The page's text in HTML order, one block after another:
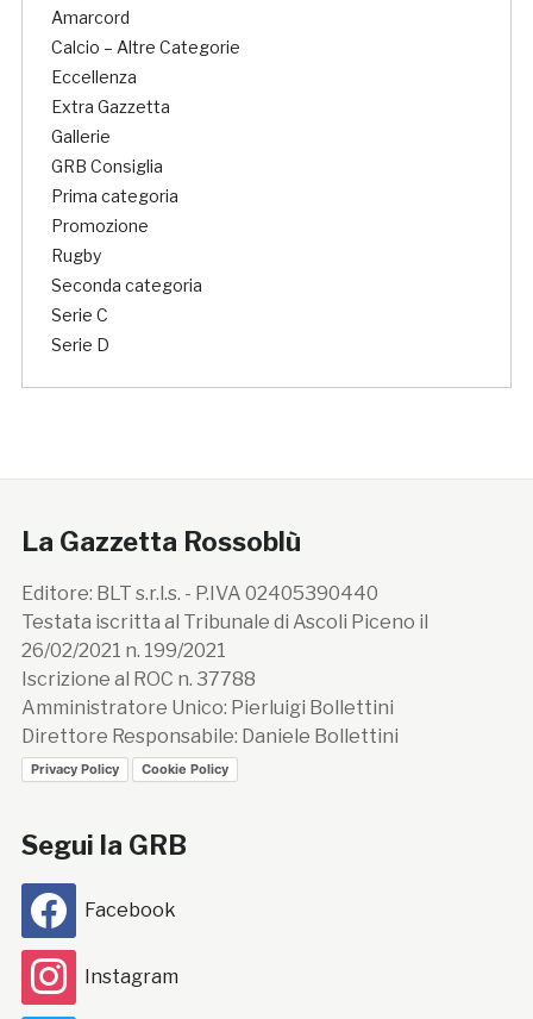
Amarcord
Calcio – Altre Categorie
Eccellenza
Extra Gazzetta
Gallerie
GRB Consiglia
Prima categoria
Promozione
Rugby
Seconda categoria
Serie C
Serie D
La Gazzetta Rossoblù
Editore: BLT s.r.l.s. - P.IVA 02405390440
Testata iscritta al Tribunale di Ascoli Piceno il
26/02/2021 n. 199/2021
Iscrizione al ROC n. 37788
Amministratore Unico: Pierluigi Bollettini
Direttore Responsabile: Daniele Bollettini
Privacy Policy Cookie Policy
Segui la GRB
Facebook
Instagram